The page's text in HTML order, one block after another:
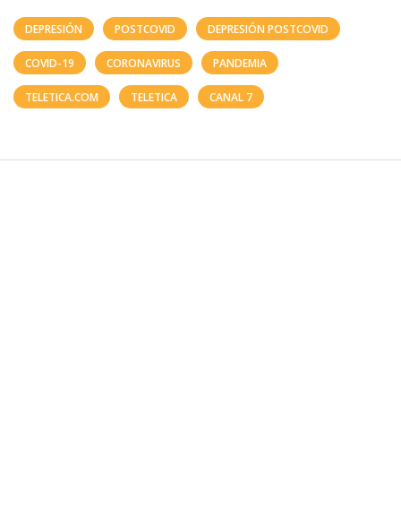
DEPRESIÓN POSTCOVID DEPRESIÓN POSTCOVID
COVID-19 CORONAVIRUS PANDEMIA
TELETICA.COM TELETICA CANAL 7